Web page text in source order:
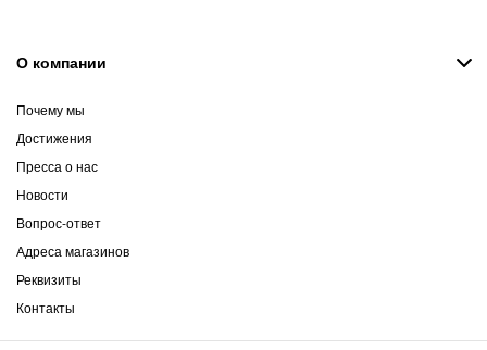
О компании
Почему мы
Достижения
Пресса о нас
Новости
Вопрос-ответ
Адреса магазинов
Реквизиты
Контакты